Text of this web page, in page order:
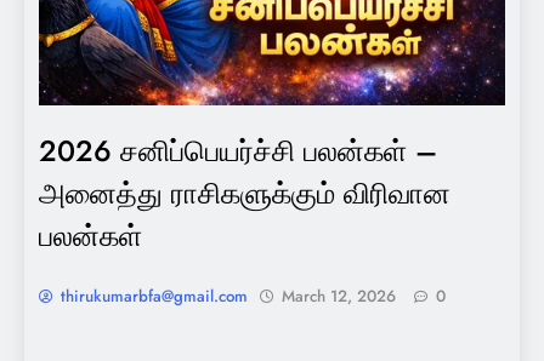
2026 சனிப்பெயர்ச்சி பலன்கள் –
அனைத்து ராசிகளுக்கும் விரிவான
பலன்கள்
thirukumarbfa@gmail.com March 12, 2026 0